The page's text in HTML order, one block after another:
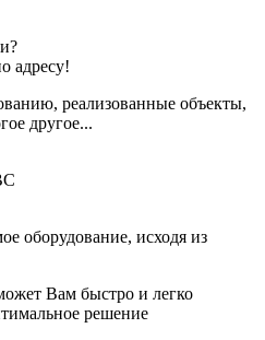
адресу!
реализованные объекты,
другое...
оборудование, исходя из
Вам быстро и легко
решение